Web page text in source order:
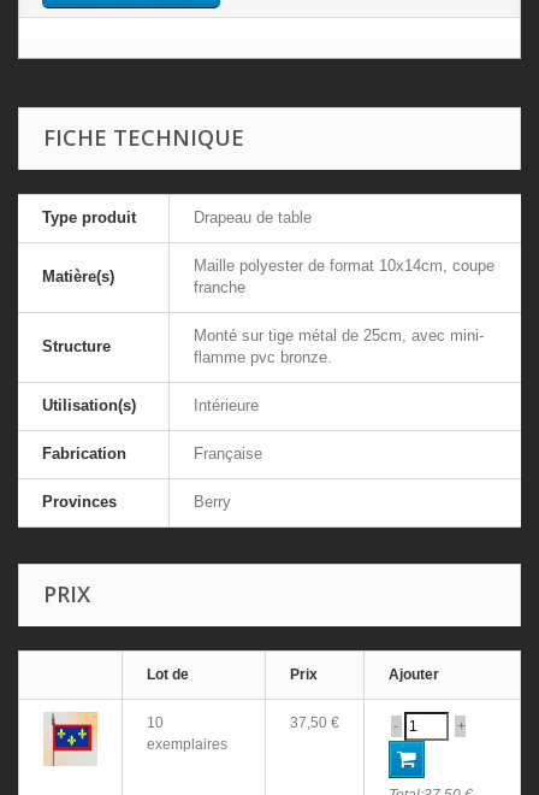
FICHE TECHNIQUE
Type produit Drapeau de table
Matière(s)
Maille polyester de format 10x14cm, coupe
franche
Structure
Monté sur tige métal de 25cm, avec mini-
flamme pvc bronze.
Utilisation(s) Intérieure
Fabrication Française
Provinces Berry
PRIX
Lot de Prix Ajouter
10
exemplaires
37,50 € - +